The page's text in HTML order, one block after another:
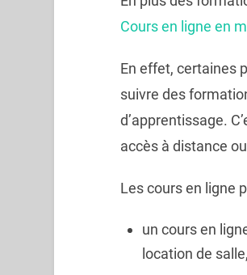
Cours en ligne en
En effet, certaines
suivre des
d’apprentissage.
accès à distance
Les cours en ligne
un cours en
location de